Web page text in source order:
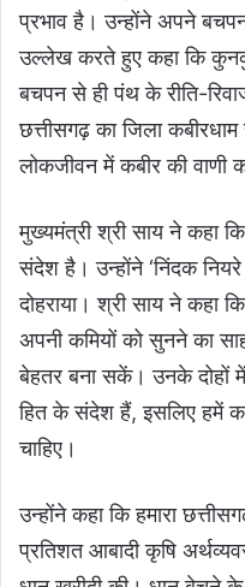
प्रभाव है। उन्होंने अपने
उल्लेख करते हुए कहा कि
बचपन से ही पंथ के रीति-
छत्तीसगढ़ का जिला
लोकजीवन में कबीर की वाणी
मुख्यमंत्री श्री साय ने कहा
संदेश है। उन्होंने ‘निंदक
दोहराया। श्री साय ने कहा
अपनी कमियों को सुनने का
बेहतर बना सकें। उनके दोहों
हित के संदेश हैं, इसलिए हमें
चाहिए।
उन्होंने कहा कि हमारा
प्रतिशत आबादी कृषि